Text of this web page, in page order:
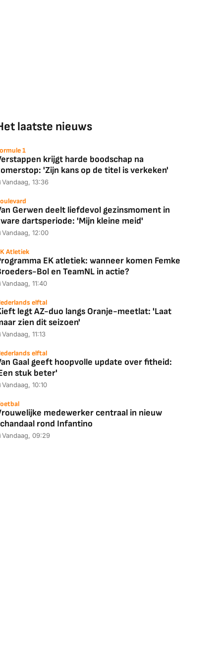
JBL Partybox
Google TV
laatste nieuws
1
krijgt harde boodschap na
'Zijn kans op de titel is verkeken'
Vandaag, 13:36
Gerwen deelt liefdevol gezinsmoment in
dartsperiode: 'Mijn kleine meid'
Vandaag, 12:00
Atletiek
EK atletiek: wanneer komen Femke
Bol en TeamNL in actie?
Vandaag, 11:40
elftal
legt AZ-duo langs Oranje-meetlat: 'Laat
zien dit seizoen'
Vandaag, 11:13
elftal
Gaal geeft hoopvolle update over fitheid:
stuk beter'
Vandaag, 10:10
medewerker centraal in nieuw
rond Infantino
Vandaag, 09:29